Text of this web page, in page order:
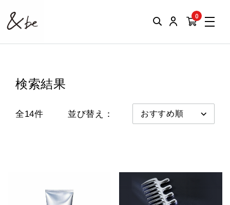
0
検索結果
全14件 並び替え：